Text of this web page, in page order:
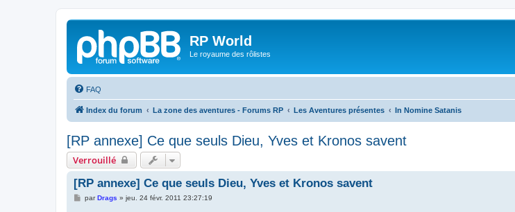
RP World
Le royaume des rôlistes
FAQ
Index du forum La zone des aventures - Forums RP Les Aventures présentes In Nomine Satanis
[RP annexe] Ce que seuls Dieu, Yves et Kronos savent
Verrouillé
[RP annexe] Ce que seuls Dieu, Yves et Kronos savent
MparDrags » jeu. 24 févr. 2011 23:27:19